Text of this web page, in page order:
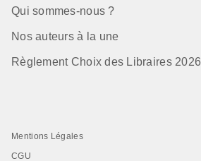
Qui sommes-nous ?
Nos auteurs à la une
Règlement Choix des Libraires 2026
Mentions Légales
CGU